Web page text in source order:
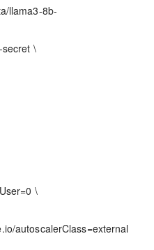
llama3-8b-
\
\
autoscalerClass=external